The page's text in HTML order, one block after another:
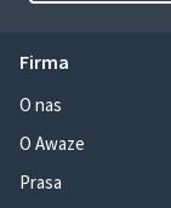
Firma
O nas
O Awaze
Prasa